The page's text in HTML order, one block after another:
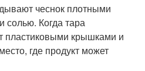
чеснок плотными
Когда тара
пластиковыми крышками и
где продукт может